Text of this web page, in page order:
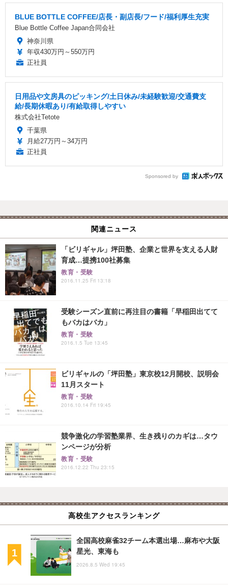
BLUE BOTTLE COFFEE/店長・副店長/フード/福利厚生充実
Blue Bottle Coffee Japan合同会社
神奈川県
年収430万円～550万円
正社員
日用品や文房具のピッキング/土日休み/未経験歓迎/交通費支
給/長期休暇あり/有給取得しやすい
株式会社Tetote
千葉県
月給27万円～34万円
正社員
Sponsored by
関連ニュース
「ビリギャル」坪田塾、企業と世界を支える人財
育成…提携100社募集
教育・受験
2016.11.25 Fri 13:18
受験シーズン直前に再注目の書籍「早稲田出てて
もバカはバカ」
教育・受験
2016.1.5 Tue 13:45
ビリギャルの「坪田塾」東京校12月開校、説明会
11月スタート
教育・受験
2016.10.14 Fri 19:45
競争激化の学習塾業界、生き残りのカギは…タウ
ンページが分析
教育・受験
2016.12.22 Thu 23:15
高校生アクセスランキング
全国高校麻雀32チーム本選出場…麻布や大阪
星光、東海も
2026.8.5 Wed 19:45